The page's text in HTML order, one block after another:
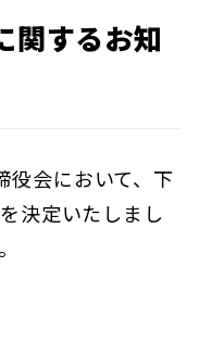
関するお知
役会において、下
決定いたしまし